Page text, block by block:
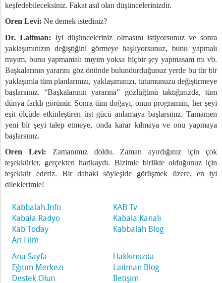
keşfedebileceksiniz. Fakat asıl olan düşüncelerinizdir.
Oren Levi: Ne demek istediniz?
Dr. Laitman:İyi düşünceleriniz olmasını istiyorsunuz ve sonra
yaklaşımınızın değiştiğini görmeye başlıyorsunuz, bunu yapmalı
mıyım, bunu yapmamalı mıyım yoksa hiçbir şey yapmasam mı vb.
Başkalarının yararını göz önünde bulundurduğunuz yerde bu tür bir
yaklaşımla tüm planlarınızı, yaklaşımınızı, tutumunuzu değiştirmeye
başlarsınız. “Başkalarının yararına” gözlüğünü taktığınızda, tüm
dünya farklı görünür. Sonra tüm doğayı, onun programını, her şeyi
eşit ölçüde etkinleştiren üst gücü anlamaya başlarsınız. Tamamen
yeni bir şeyi talep etmeye, onda karar kılmaya ve onu yapmaya
başlarsınız.
Oren Levi: Zamanımız doldu. Zaman ayırdığınız için çok
teşekkürler, gerçekten harikaydı. Bizimle birlikte olduğunuz için
teşekkür ederiz. Bir dahaki söyleşide görüşmek üzere, en iyi
dileklerimle!
Kabbalah.Info
KAB Tv
Kabala Radyo
Kabala Kanalı
Kab Today
Kabbalah Blog
Ari Film
Ana Sayfa
Hakkımızda
Eğitim Merkezi
Laitman Blog
Destek Olun
İletişim